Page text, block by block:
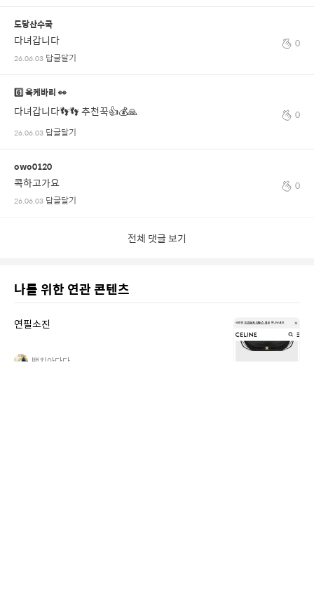
도당산수국
다녀갑니다
26.06.03 답글달기
0
6️⃣ 육케바리 👀
다녀갑니다👣👣 추천꾹👍💰🙏
26.06.03 답글달기
0
owo0120
콕하고가요
26.06.03 답글달기
0
전체 댓글 보기
나를 위한 연관 콘텐츠
연필소진
백치아다다